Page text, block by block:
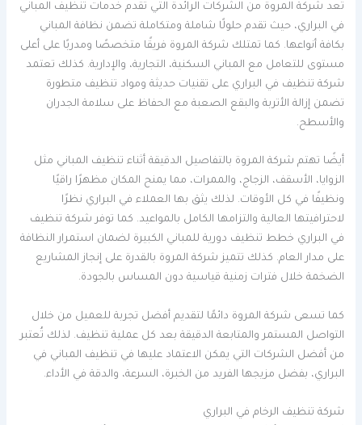
تُعد شركة المروة من الشركات الرائدة التي تقدم خدمات تنظيف المباني
في البراري، حيث تقدم حلولًا شاملة ومتكاملة تضمن نظافة المباني
بكافة أنواعها. كما تمتلك شركة المروة فريقًا متخصصًا ومدربًا على أعلى
مستوى للتعامل مع المباني السكنية، التجارية، والإدارية. كذلك تعتمد
شركة تنظيف في البراري على تقنيات حديثة ومواد تنظيف متطورة
تضمن إزالة الأتربة والبقع الصعبة مع الحفاظ على سلامة الجدران
والأسطح.
أيضًا تهتم شركة المروة بالتفاصيل الدقيقة أثناء تنظيف المباني مثل
الزوايا، الأسقف، الزجاج، والممرات، مما يمنح المكان مظهرًا راقيًا
ونظيفًا في كل الأوقات. لذلك يثق بها العملاء في البراري نظرًا
لاحترافيتها العالية والتزامها الكامل بالمواعيد. كما توفر شركة تنظيف
في البراري خطط تنظيف دورية للمباني الكبيرة لضمان استمرار النظافة
على مدار العام. كذلك تتميز شركة المروة بالقدرة على إنجاز المشاريع
الضخمة خلال فترات زمنية قياسية دون المساس بالجودة.
كما تسعى شركة المروة دائمًا لتقديم أفضل تجربة للعميل من خلال
التواصل المستمر والمتابعة الدقيقة بعد كل عملية تنظيف. لذلك تُعتبر
من أفضل الشركات التي يمكن الاعتماد عليها في تنظيف المباني في
البراري، بفضل مزيجها الفريد من الخبرة، السرعة، والدقة في الأداء.
شركة تنظيف الرخام في البراري